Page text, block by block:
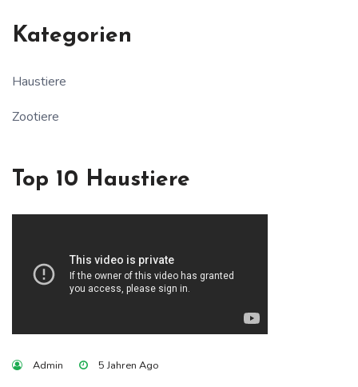
Admin 5 Jahren Ago
Kategorien
Haustiere
Zootiere
Top 10 Haustiere